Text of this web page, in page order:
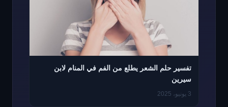
تفسير حلم الشعر يطلع من الفم في المنام لابن
سيرين
3 يونيو، 2025